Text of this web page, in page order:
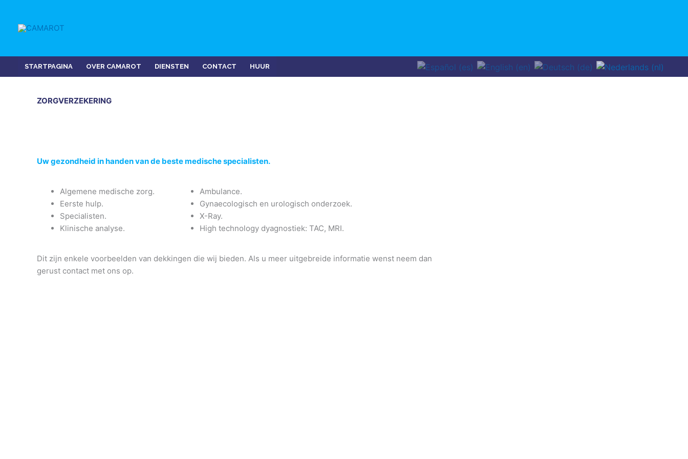
STARTPAGINA OVER CAMAROT DIENSTEN CONTACT HUUR
ZORGVERZEKERING
Uw gezondheid in handen van de beste medische specialisten.
Algemene medische zorg.
Eerste hulp.
Specialisten.
Klinische analyse.
Ambulance.
Gynaecologisch en urologisch onderzoek.
X-Ray.
High technology dyagnostiek: TAC, MRI.
Dit zijn enkele voorbeelden van dekkingen die wij bieden. Als u meer uitgebreide informatie wenst neem dan
gerust contact met ons op.